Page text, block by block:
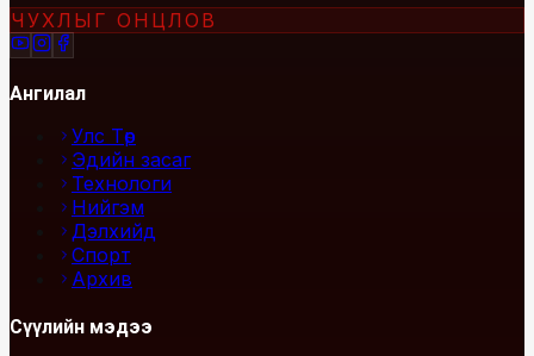
ЧУХЛЫГ ОНЦЛОВ
Ангилал
Улс Төр
Эдийн засаг
Технологи
Нийгэм
Дэлхийд
Спорт
Архив
Сүүлийн мэдээ